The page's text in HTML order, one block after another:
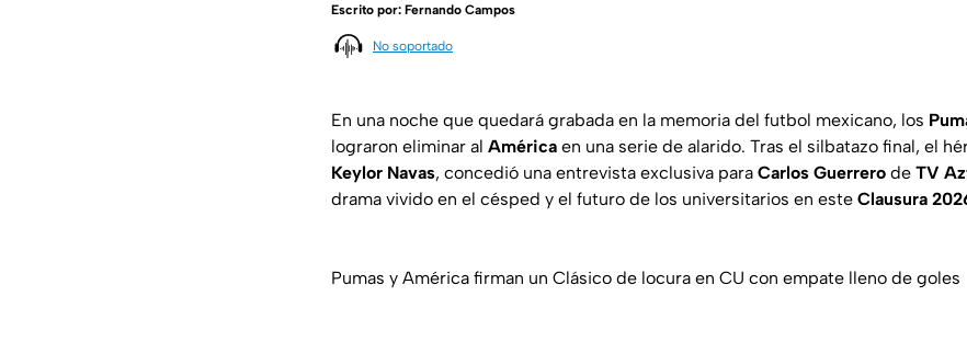
Escrito por: Fernando Campos
No soportado
En una noche que quedará grabada en la memoria del futbol mexicano, los
lograron eliminar al América en una serie de alarido. Tras el silbatazo final, el
Keylor Navas, concedió una entrevista exclusiva para Carlos Guerrero de TV
drama vivido en el césped y el futuro de los universitarios en este Clausura
Pumas y América firman un Clásico de locura en CU con empate lleno de goles